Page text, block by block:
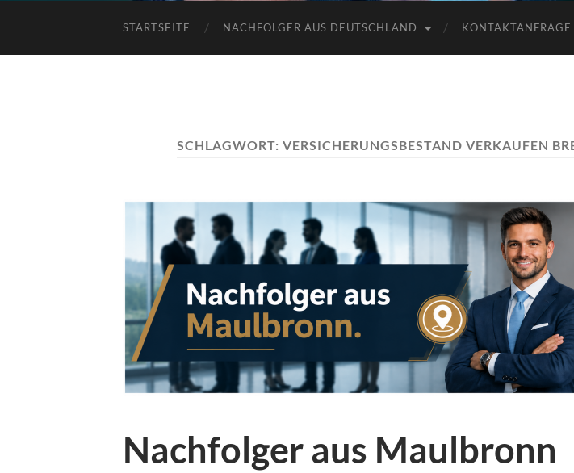
STARTSEITE NACHFOLGER AUS DEUTSCHLAND KONTAKTANFRAGE
SCHLAGWORT: VERSICHERUNGSBESTAND VERKAUFEN
Nachfolger aus Maulbronn